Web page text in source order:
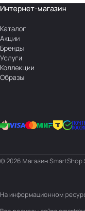
Интернет-магазин
Каталог
Акции
Бренды
Услуги
Коллекции
Образы
© 2026 Магазин
На информационном